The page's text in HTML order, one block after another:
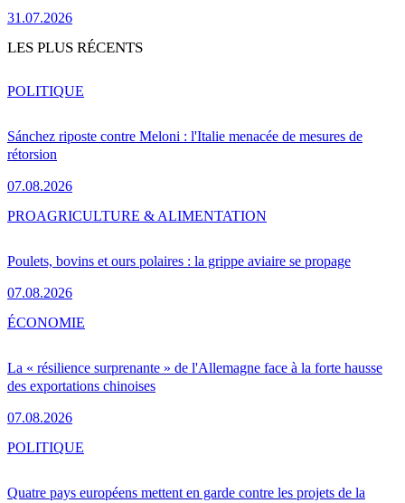
31.07.2026
LES PLUS RÉCENTS
Sánchez riposte contre Meloni : l'Italie menacée de mesures de
rétorsion
07.08.2026
POLITIQUE
Poulets, bovins et ours polaires : la grippe aviaire se propage
07.08.2026
PROAGRICULTURE & ALIMENTATION
La « résilience surprenante » de l'Allemagne face à la forte hausse
des exportations chinoises
07.08.2026
ÉCONOMIE
Quatre pays européens mettent en garde contre les projets de la
POLITIQUE